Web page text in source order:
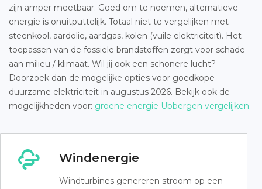
zijn amper meetbaar. Goed om te noemen, alternatieve
energie is onuitputtelijk. Totaal niet te vergelijken met
steenkool, aardolie, aardgas, kolen (vuile elektriciteit). Het
toepassen van de fossiele brandstoffen zorgt voor schade
aan milieu / klimaat. Wil jij ook een schonere lucht?
Doorzoek dan de mogelijke opties voor goedkope
duurzame elektriciteit in augustus 2026. Bekijk ook de
mogelijkheden voor: groene energie Ubbergen vergelijken.
Windenergie
Windturbines genereren stroom op een